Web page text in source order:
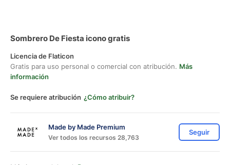
Sombrero De Fiesta icono gratis
Licencia de Flaticon
Gratis para uso personal o comercial con atribución. Más
información
Se requiere atribución ¿Cómo atribuir?
Made by Made Premium
Ver todos los recursos 28,763
Seguir